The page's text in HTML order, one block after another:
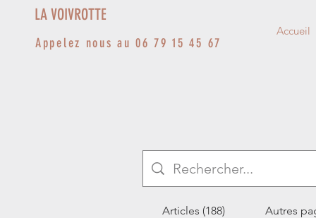
LA VOIVROTTE
Appelez nous au 06 79 15 45 67
Accueil
Articles (188) Autres